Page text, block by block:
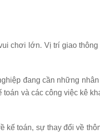
chơi lớn. Vị trí giao
đang cần những
và các công việc kê
kế toán, sự thay đổi về